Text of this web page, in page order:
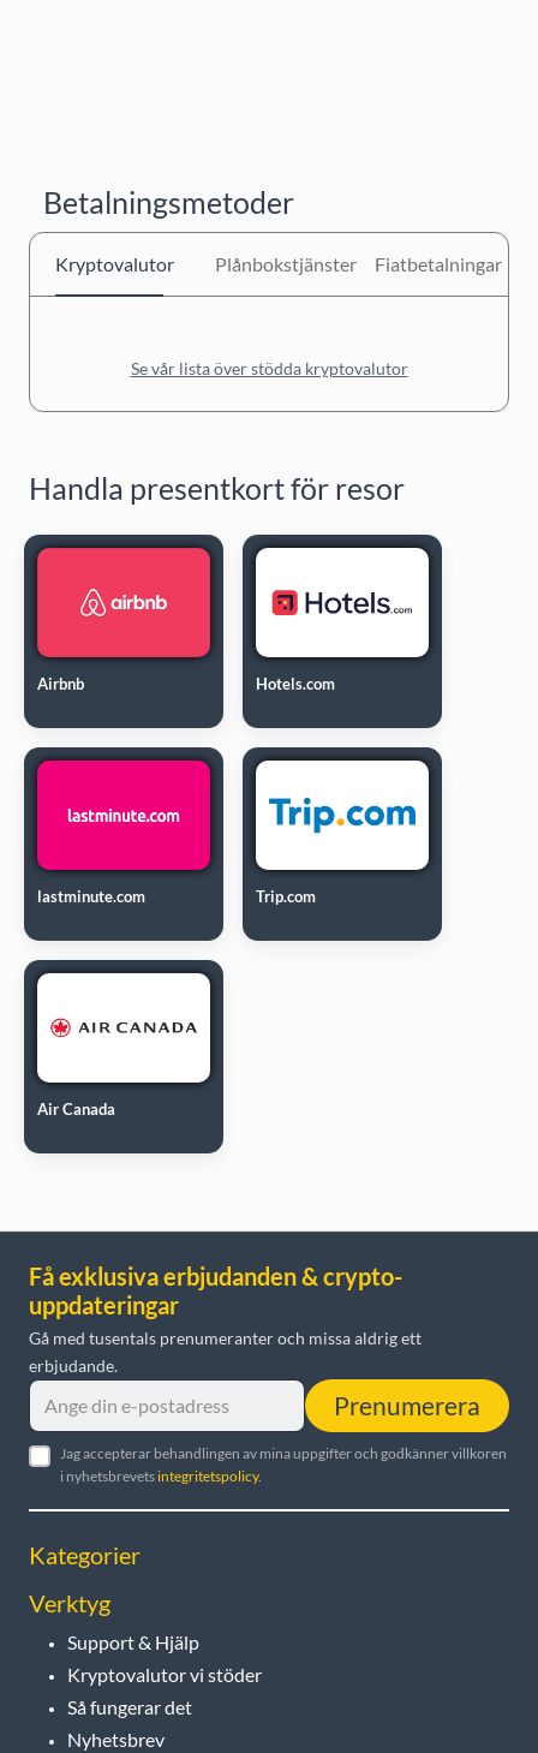
Betalningsmetoder
Kryptovalutor Plånbokstjänster Fiatbetalningar
Se vår lista över stödda kryptovalutor
Handla presentkort för resor
Airbnb Hotels.com
lastminute.com Trip.com
Air Canada
Få exklusiva erbjudanden & crypto-
uppdateringar
Gå med tusentals prenumeranter och missa aldrig ett
erbjudande.
Prenumerera
Jag accepterar behandlingen av mina uppgifter och godkänner villkoren
i nyhetsbrevets integritetspolicy.
Kategorier
Verktyg
Support & Hjälp
Kryptovalutor vi stöder
Så fungerar det
Nyhetsbrev